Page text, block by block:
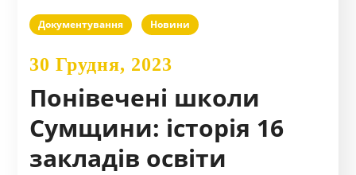
Документування Новини
30 Грудня, 2023
Понівечені школи
Сумщини: історія 16
закладів освіти